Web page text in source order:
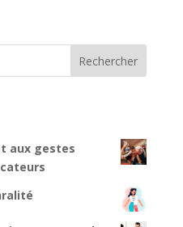
Rechercher
aux gestes